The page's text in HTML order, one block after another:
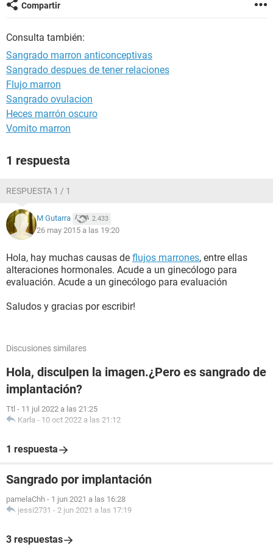
GLOSARIO
Compartir
Consulta también:
Sangrado marron anticonceptivas
Sangrado despues de tener relaciones
Flujo marron
Sangrado ovulacion
Heces marrón oscuro
Vomito marron
1 respuesta
RESPUESTA 1 / 1
M Gutarra 2.433
26 may 2015 a las 19:20
Hola, hay muchas causas de flujos marrones, entre ellas
alteraciones hormonales. Acude a un ginecólogo para
evaluación. Acude a un ginecólogo para evaluación
Saludos y gracias por escribir!
Discusiones similares
Hola, disculpen la imagen.¿Pero es sangrado de
implantación?
Ttl - 11 jul 2022 a las 21:25
Karla - 10 oct 2022 a las 21:12
1 respuesta
Sangrado por implantación
pamelaChh - 1 jun 2021 a las 16:28
jessi2731 - 2 jun 2021 a las 17:19
3 respuestas